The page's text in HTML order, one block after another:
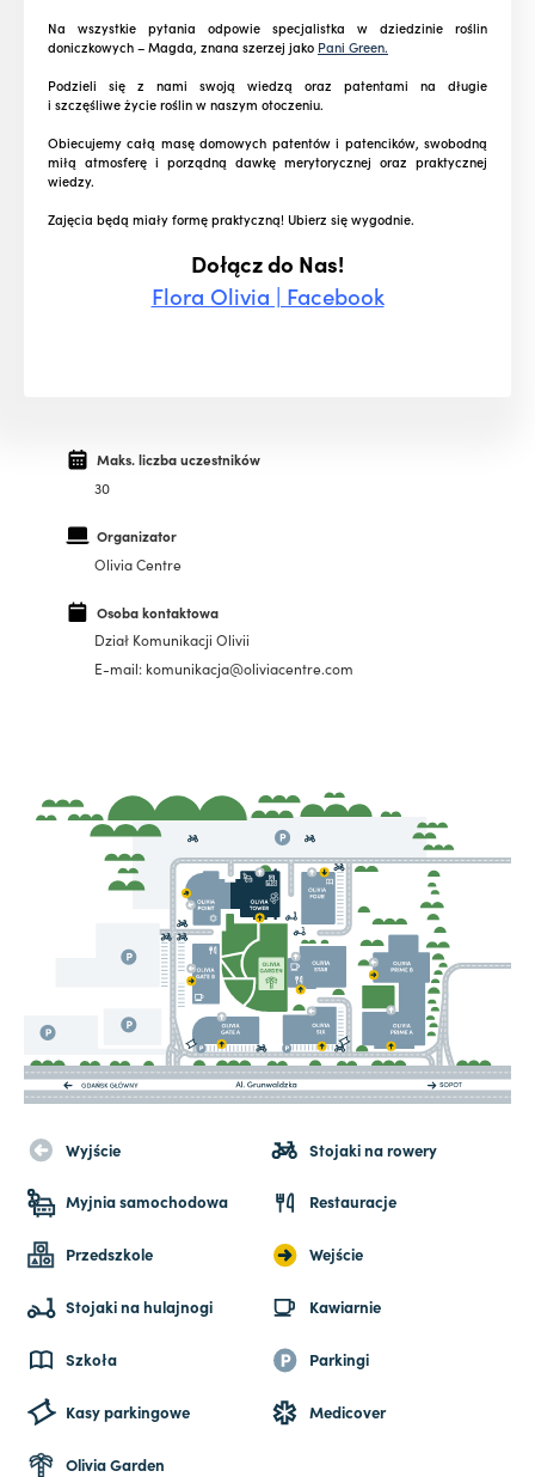
Na wszystkie pytania odpowie specjalistka w dziedzinie roślin
doniczkowych – Magda, znana szerzej jako Pani Green.
Podzieli się z nami swoją wiedzą oraz patentami na długie
i szczęśliwe życie roślin w naszym otoczeniu.
Obiecujemy całą masę domowych patentów i patencików, swobodną
miłą atmosferę i porządną dawkę merytorycznej oraz praktycznej
wiedzy.
Zajęcia będą miały formę praktyczną! Ubierz się wygodnie.
Dołącz do Nas!
Flora Olivia | Facebook
Maks. liczba uczestników
30
Organizator
Olivia Centre
Osoba kontaktowa
Dział Komunikacji Olivii
E-mail: komunikacja@oliviacentre.com
Wyjście Stojaki na rowery
Myjnia samochodowa Restauracje
Przedszkole Wejście
Stojaki na hulajnogi Kawiarnie
Szkoła Parkingi
Kasy parkingowe Medicover
Olivia Garden